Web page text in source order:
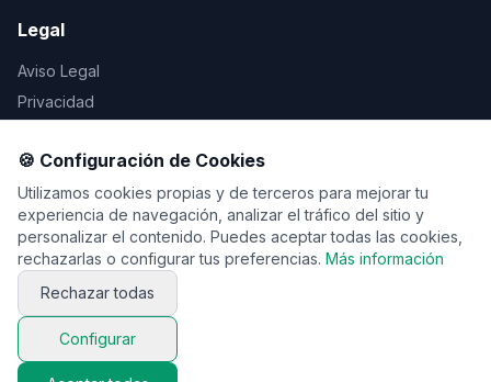
Legal
Aviso Legal
Privacidad
© 2026 Vente de viaje. Todos los derechos reservados.
🍪 Configuración de Cookies
Utilizamos cookies propias y de terceros para mejorar tu
experiencia de navegación, analizar el tráfico del sitio y
personalizar el contenido. Puedes aceptar todas las cookies,
rechazarlas o configurar tus preferencias. Más información
Rechazar todas
Configurar